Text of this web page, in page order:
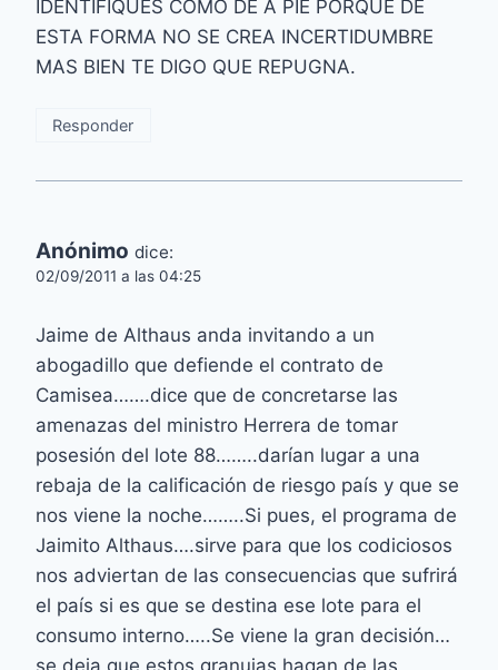
IDENTIFIQUES COMO DE A PIE PORQUE DE
ESTA FORMA NO SE CREA INCERTIDUMBRE
MAS BIEN TE DIGO QUE REPUGNA.
Responder
Anónimo dice:
02/09/2011 a las 04:25
Jaime de Althaus anda invitando a un
abogadillo que defiende el contrato de
Camisea…….dice que de concretarse las
amenazas del ministro Herrera de tomar
posesión del lote 88……..darían lugar a una
rebaja de la calificación de riesgo país y que se
nos viene la noche……..Si pues, el programa de
Jaimito Althaus….sirve para que los codiciosos
nos adviertan de las consecuencias que sufrirá
el país si es que se destina ese lote para el
consumo interno…..Se viene la gran decisión…
se deja que estos granujas hagan de las